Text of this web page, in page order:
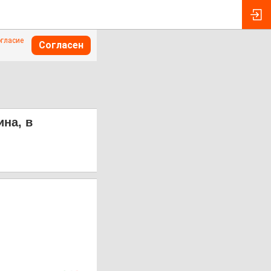
Согласен
в